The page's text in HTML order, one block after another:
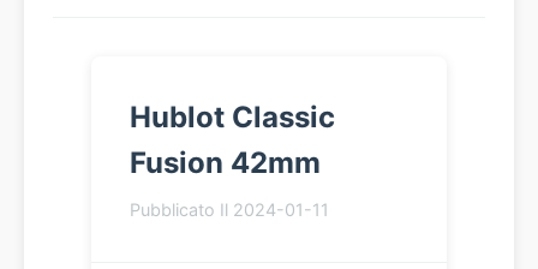
Hublot Classic
Fusion 42mm
Pubblicato Il 2024-01-11